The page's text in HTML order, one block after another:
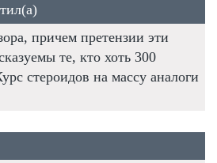
причем претензии эти
те, кто хоть 300
стероидов на массу аналоги